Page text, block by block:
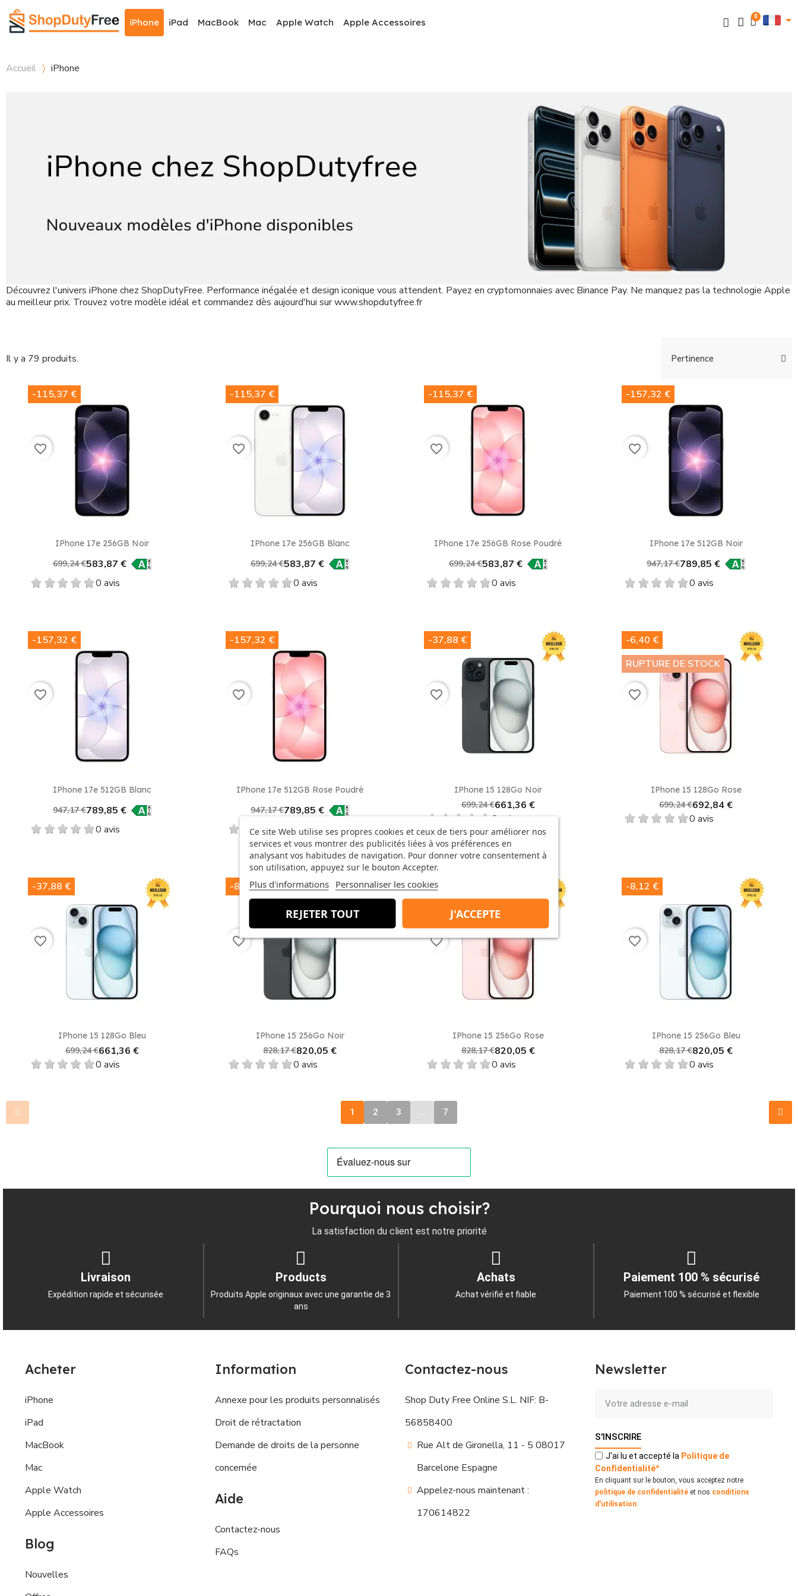
iPhone iPad MacBook Mac Apple Watch Apple Accessoires
Accueil iPhone
Découvrez l'univers iPhone chez ShopDutyFree. Performance inégalée et design iconique vous attendent. Payez en cryptomonnaies avec Binance Pay. Ne manquez pas la technologie Apple
au meilleur prix. Trouvez votre modèle idéal et commandez dès aujourd'hui sur www.shopdutyfree.fr
Il y a 79 produits.
Aperçu rapide
IPhone 17e 256GB Noir
699,24 €583,87 €
0 avis
-115,37 €
favorite_border
Aperçu rapide
IPhone 17e 256GB Blanc
699,24 €583,87 €
0 avis
-115,37 €
favorite_border
Aperçu rapide
IPhone 17e 256GB Rose Poudré
699,24 €583,87 €
0 avis
-115,37 €
favorite_border
Aperçu rapide
IPhone 17e 512GB Noir
947,17 €789,85 €
0 avis
-157,32 €
favorite_border
Aperçu rapide
IPhone 17e 512GB Blanc
947,17 €789,85 €
0 avis
-157,32 €
favorite_border
Aperçu rapide
IPhone 17e 512GB Rose Poudré
947,17 €789,85 €
0 avis
-157,32 €
favorite_border
Aperçu rapide
IPhone 15 128Go Noir
699,24 €661,36 €
0 avis
-37,88 €
favorite_border
Aperçu rapide
IPhone 15 128Go Rose
699,24 €692,84 €
0 avis
-6,40 €
RUPTURE DE STOCK
favorite_border
Aperçu rapide
IPhone 15 128Go Bleu
699,24 €661,36 €
0 avis
-37,88 €
favorite_border
Aperçu rapide
IPhone 15 256Go Noir
828,17 €820,05 €
0 avis
-8,12 €
favorite_border
Aperçu rapide
IPhone 15 256Go Rose
828,17 €820,05 €
0 avis
-8,12 €
favorite_border
Aperçu rapide
IPhone 15 256Go Bleu
828,17 €820,05 €
0 avis
-8,12 €
favorite_border
1 2 3 … 7
Pourquoi nous choisir?
La satisfaction du client est notre priorité
Livraison
Expédition rapide et sécurisée
Products
Produits Apple originaux avec une garantie de 3
ans
Achats
Achat vérifié et fiable
Paiement 100 % sécurisé
Paiement 100 % sécurisé et flexible
Ce site Web utilise ses propres cookies et ceux de tiers pour améliorer nos
services et vous montrer des publicités liées à vos préférences en
analysant vos habitudes de navigation. Pour donner votre consentement à
son utilisation, appuyez sur le bouton Accepter.
Plus d'informations Personnaliser les cookies
REJETER TOUT J'ACCEPTE
Acheter
iPhone
iPad
MacBook
Mac
Apple Watch
Apple Accessoires
Blog
Nouvelles
Information
Annexe pour les produits personnalisés
Droit de rétractation
Demande de droits de la personne
concernée
Aide
Contactez-nous
FAQs
Contactez-nous
Shop Duty Free Online S.L. NIF: B-
56858400
Rue Alt de Gironella, 11 - 5 08017
Barcelone Espagne
Appelez-nous maintenant :
170614822
Newsletter
S'INSCRIRE
J'ai lu et accepté la Politique de
Confidentialité*
En cliquant sur le bouton, vous acceptez notre
politique de confidentialité et nos conditions
d'utilisation.